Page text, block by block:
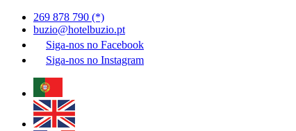
269 878 790 (*)
buzio@hotelbuzio.pt
Siga-nos no Facebook
Siga-nos no Instagram